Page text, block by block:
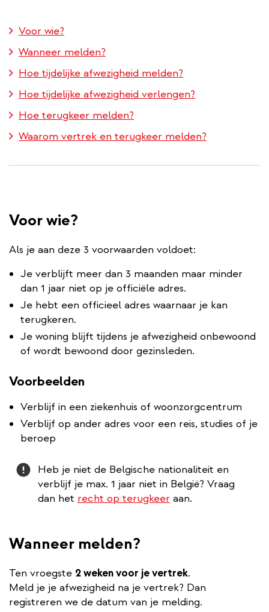
Voor wie?
Wanneer melden?
Hoe tijdelijke afwezigheid melden?
Hoe tijdelijke afwezigheid verlengen?
Hoe terugkeer melden?
Waarom vertrek en terugkeer melden?
Voor wie?
Als je aan deze 3 voorwaarden voldoet:
Je verblijft meer dan 3 maanden maar minder
dan 1 jaar niet op je officiële adres.
Je hebt een officieel adres waarnaar je kan
terugkeren.
Je woning blijft tijdens je afwezigheid onbewoond
of wordt bewoond door gezinsleden.
Voorbeelden
Verblijf in een ziekenhuis of woonzorgcentrum
Verblijf op ander adres voor een reis, studies of je
beroep
Attention
Heb je niet de Belgische nationaliteit en
verblijf je max. 1 jaar niet in België? Vraag
dan het recht op terugkeer aan.
Wanneer melden?
Ten vroegste 2 weken voor je vertrek.
Meld je je afwezigheid na je vertrek? Dan
registreren we de datum van je melding.